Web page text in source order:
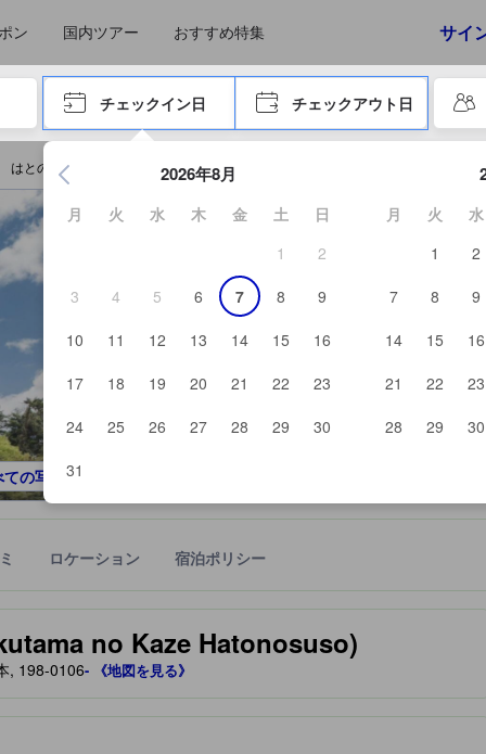
ン 国内ツアー おすすめ特集 サイ
ブキーで進み、エンターキーを押して内容を確定して、検索します。
チェックイン日
チェックアウト日
エンターキーを押して日付選択画面の操作を開始します。方向
2026年8月
月 火 水 木 金 土
日
1
2
3
4 5 6 7 8
9
10
11 12 13 14 15
16
17
18 19 20 21 22
23
24
25 26 27 28 29
30
31
月 火
水
1
2
7
8
9
14
15
16
21
22
23
28
29 30
とのす荘を予約する
の写真を見る
ロケーション 宿泊ポリシー
no Kaze Hatonosuso)
施設に備わっていると予測される快適さや客室のレベルを示すも
, 198-0106- 《地図を見る》